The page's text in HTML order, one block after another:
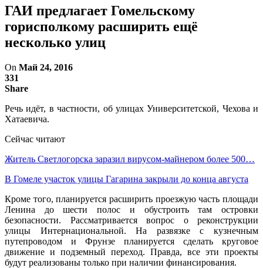
ГАИ предлагает Гомельскому
горисполкому расширить ещё
несколько улиц
On Май 24, 2016
331
Share
Речь идёт, в частности, об улицах Университетской, Чехова и
Хатаевича.
Сейчас читают
Житель Светлогорска заразил вирусом-майнером более 500…
В Гомеле участок улицы Гагарина закрыли до конца августа
Кроме того, планируется расширить проезжую часть площади
Ленина до шести полос и обустроить там островки
безопасности. Рассматривается вопрос о реконструкции
улицы Интернациональной. На развязке с кузнечным
путепроводом и Фрунзе планируется сделать круговое
движение и подземный переход. Правда, все эти проекты
будут реализованы только при наличии финансирования.